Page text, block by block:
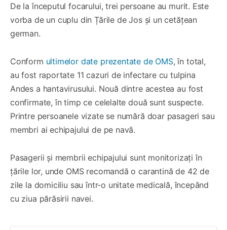
De la începutul focarului, trei persoane au murit. Este
vorba de un cuplu din Țările de Jos și un cetățean
german.
Conform ultimelor date prezentate de OMS, în total,
au fost raportate 11 cazuri de infectare cu tulpina
Andes a hantavirusului. Nouă dintre acestea au fost
confirmate, în timp ce celelalte două sunt suspecte.
Printre persoanele vizate se numără doar pasageri sau
membri ai echipajului de pe navă.
Pasagerii și membrii echipajului sunt monitorizați în
țările lor, unde OMS recomandă o carantină de 42 de
zile la domiciliu sau într-o unitate medicală, începând
cu ziua părăsirii navei.